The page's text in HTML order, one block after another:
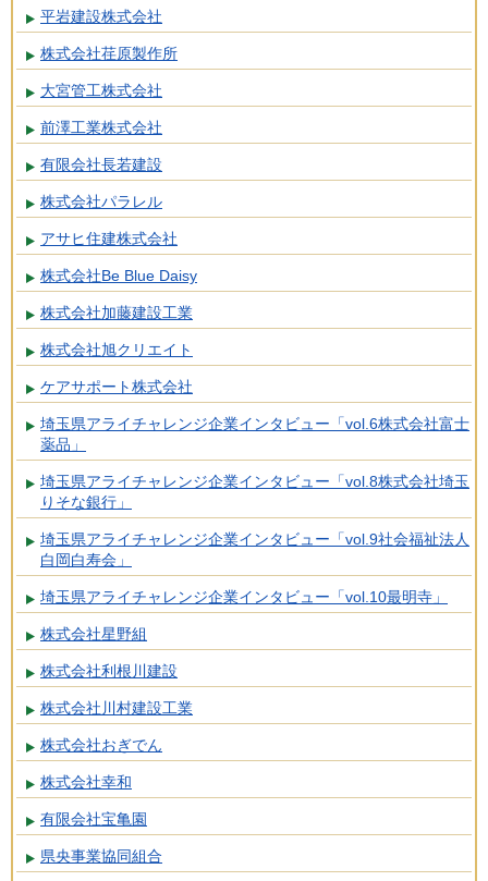
平岩建設株式会社
株式会社荏原製作所
大宮管工株式会社
前澤工業株式会社
有限会社長若建設
株式会社パラレル
アサヒ住建株式会社
株式会社Be Blue Daisy
株式会社加藤建設工業
株式会社旭クリエイト
ケアサポート株式会社
埼玉県アライチャレンジ企業インタビュー「vol.6株式会社富士
薬品」
埼玉県アライチャレンジ企業インタビュー「vol.8株式会社埼玉
りそな銀行」
埼玉県アライチャレンジ企業インタビュー「vol.9社会福祉法人
白岡白寿会」
埼玉県アライチャレンジ企業インタビュー「vol.10最明寺」
株式会社星野組
株式会社利根川建設
株式会社川村建設工業
株式会社おぎでん
株式会社幸和
有限会社宝亀園
県央事業協同組合